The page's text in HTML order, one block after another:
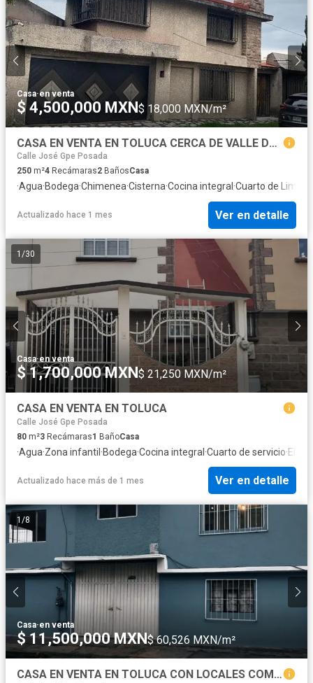
Casa·en venta
$ 4,500,000 MXN$ 18,000 MXN/m²
CASA EN VENTA EN TOLUCA CERCA DE VALLE DON CAMILO
Calle José Gpe Posada
250 m²4 Recámaras2 BañosCasa
·Agua·Bodega·Chimenea·Cisterna·Cocina integral ·Cuarto de
Actualizado hace 1 mes Ver en detalle
1 /30
Casa·en venta
$ 1,700,000 MXN$ 21,250 MXN/m²
CASA EN VENTA EN TOLUCA
Calle José Gpe Posada
80 m²3 Recámaras1 BañoCasa
·Agua·Zona infantil ·Bodega·Cocina integral ·Cuarto de servicio·
Actualizado hace más de 1 mes Ver en detalle
1 /8
Casa·en venta
$ 11,500,000 MXN$ 60,526 MXN/m²
CASA EN VENTA EN TOLUCA CON LOCALES COMERCIALES